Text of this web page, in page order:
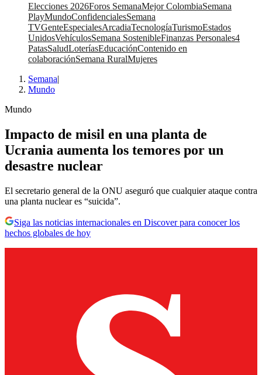
Elecciones 2026Foros SemanaMejor ColombiaSemana
PlayMundoConfidencialesSemana
TVGenteEspecialesArcadiaTecnologíaTurismoEstados
UnidosVehículosSemana SostenibleFinanzas Personales4
PatasSaludLoteríasEducaciónContenido en
colaboraciónSemana RuralMujeres
Semana|
Mundo
Mundo
Impacto de misil en una planta de
Ucrania aumenta los temores por un
desastre nuclear
El secretario general de la ONU aseguró que cualquier ataque contra
una planta nuclear es “suicida”.
Siga las noticias internacionales en Discover para conocer los
hechos globales de hoy